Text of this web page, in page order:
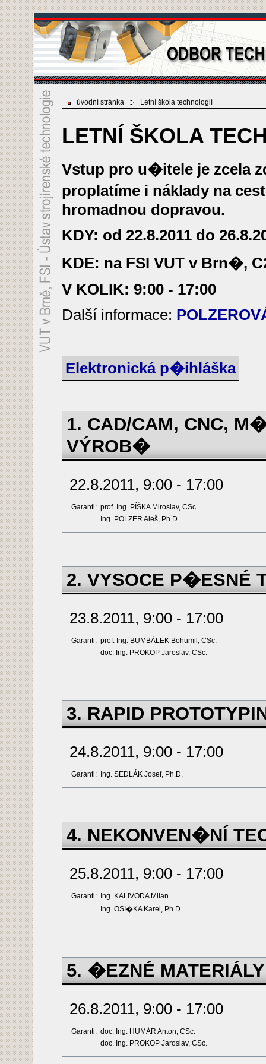
úvodní stránka Letní škola technologií
LETNÍ ŠKOLA
Vstup pro u�itele je zcela
proplatíme i náklady na
hromadnou dopravou.
KDY: od 22.8.2011 do
KDE: na FSI VUT v Brn�,
V KOLIK: 9:00 - 17:00
Další informace:
Elektronická p�ihláška
1. CAD/CAM, CNC,
VÝROB�
22.8.2011, 9:00 - 17:00
Garanti: prof. Ing. PÍŠKA Miroslav, CSc.
Ing. POLZER Aleš, Ph.D.
2. VYSOCE P�ESNÉ
23.8.2011, 9:00 - 17:00
Garanti: prof. Ing. BUMBÁLEK Bohumil, CSc.
doc. Ing. PROKOP Jaroslav, CSc.
3. RAPID
24.8.2011, 9:00 - 17:00
Garanti: Ing. SEDLÁK Josef, Ph.D.
4. NEKONVEN�NÍ
25.8.2011, 9:00 - 17:00
Garanti:
Ing. KALIVODA Milan
Ing. OSI�KA Karel, Ph.D.
5. �EZNÉ MATERIÁLY
26.8.2011, 9:00 - 17:00
Garanti: doc. Ing. HUMÁR Anton, CSc.
doc. Ing. PROKOP Jaroslav, CSc.